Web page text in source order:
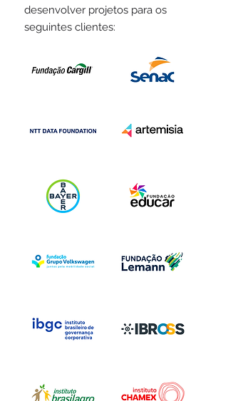
desenvolver projetos para os
seguintes clientes: